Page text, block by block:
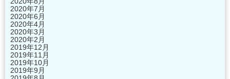
2020年7月
2020年6月
2020年4月
2020年3月
2020年2月
2019年12月
2019年11月
2019年10月
2019年9月